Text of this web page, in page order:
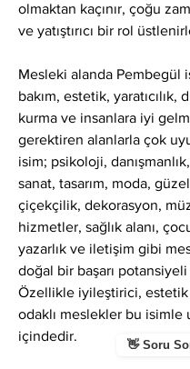
👋 Soru
olmaktan kaçınır, çoğu
ve yatıştırıcı bir rol
Mesleki alanda Pembegül
bakım, estetik, yaratıcılık,
kurma ve insanlara iyi
gerektiren alanlarla çok
isim; psikoloji,
sanat, tasarım, moda,
çiçekçilik, dekorasyon,
hizmetler, sağlık alanı,
yazarlık ve iletişim gibi
doğal bir başarı potansiyeli
Özellikle iyileştirici, estetik
odaklı meslekler bu isimle
içindedir.